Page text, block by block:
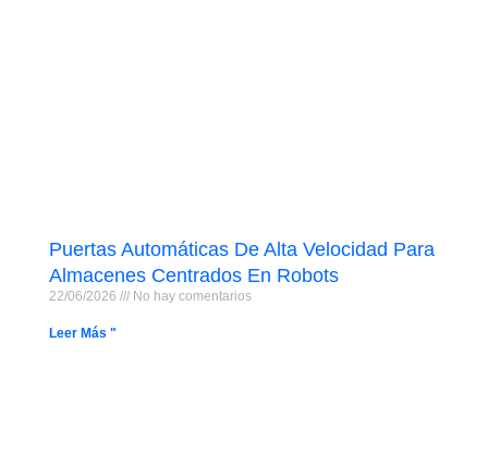
Puertas Automáticas De Alta Velocidad Para
Almacenes Centrados En Robots
22/06/2026 No hay comentarios
Leer Más "